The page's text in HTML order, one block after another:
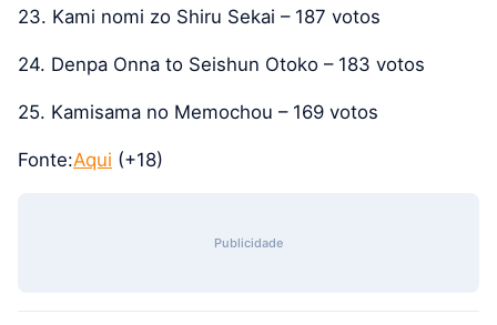
23. Kami nomi zo Shiru Sekai – 187 votos
24. Denpa Onna to Seishun Otoko – 183 votos
25. Kamisama no Memochou – 169 votos
Fonte:Aqui (+18)
Publicidade